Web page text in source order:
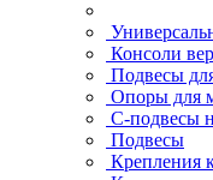
Консоли
Подвесы
Опоры для
С-подвесы
Подвесы
Крепления